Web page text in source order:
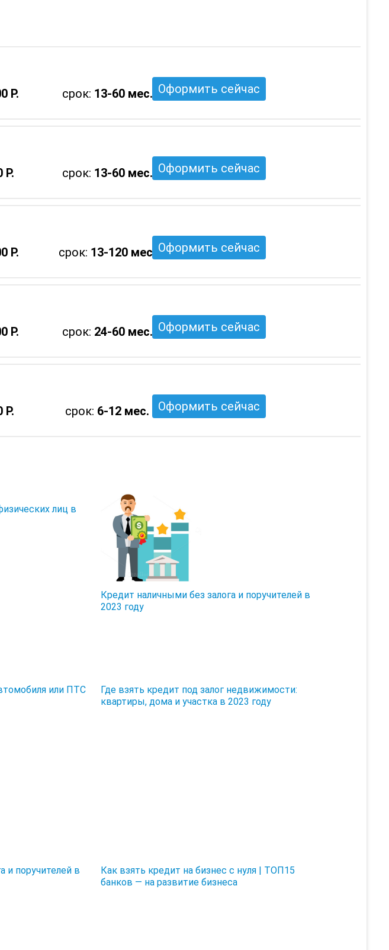
Р. срок: 13-60 мес. Оформить сейчас
Р. срок: 13-60 мес. Оформить сейчас
Р. срок: 13-120 мес. Оформить сейчас
Р. срок: 24-60 мес. Оформить сейчас
Р. срок: 6-12 мес. Оформить сейчас
лиц в
Кредит наличными без залога и поручителей в
2023 году
или ПТС
Где взять кредит под залог недвижимости:
квартиры, дома и участка в 2023 году
и поручителей в
Как взять кредит на бизнес с нуля | ТОП15
банков — на развитие бизнеса